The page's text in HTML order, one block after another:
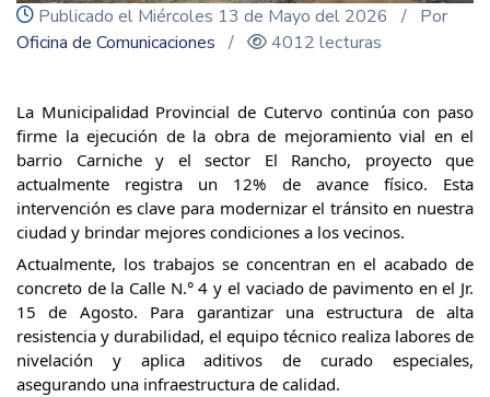
icon
Publicado el Miércoles 13 de Mayo del 2026 / Por
Oficina de Comunicaciones / 4012 lecturas
​La Municipalidad Provincial de Cutervo continúa con paso
firme la ejecución de la obra de mejoramiento vial en el
barrio Carniche y el sector El Rancho, proyecto que
actualmente registra un 12% de avance físico. Esta
intervención es clave para modernizar el tránsito en nuestra
ciudad y brindar mejores condiciones a los vecinos.
​Actualmente, los trabajos se concentran en el acabado de
concreto de la Calle N.° 4 y el vaciado de pavimento en el Jr.
15 de Agosto. Para garantizar una estructura de alta
resistencia y durabilidad, el equipo técnico realiza labores de
nivelación y aplica aditivos de curado especiales,
asegurando una infraestructura de calidad.